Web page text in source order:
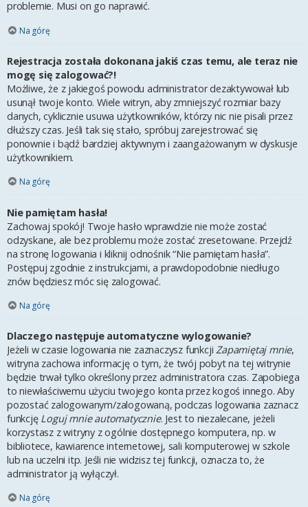
problemie. Musi on go naprawić.
Na górę
Rejestracja została dokonana jakiś czas temu, ale teraz nie
mogę się zalogować?!
Możliwe, że z jakiegoś powodu administrator dezaktywował lub
usunął twoje konto. Wiele witryn, aby zmniejszyć rozmiar bazy
danych, cyklicznie usuwa użytkowników, którzy nic nie pisali przez
dłuższy czas. Jeśli tak się stało, spróbuj zarejestrować się
ponownie i bądź bardziej aktywnym i zaangażowanym w dyskusje
użytkownikiem.
Na górę
Nie pamiętam hasła!
Zachowaj spokój! Twoje hasło wprawdzie nie może zostać
odzyskane, ale bez problemu może zostać zresetowane. Przejdź
na stronę logowania i kliknij odnośnik “Nie pamiętam hasła”.
Postępuj zgodnie z instrukcjami, a prawdopodobnie niedługo
znów będziesz móc się zalogować.
Na górę
Dlaczego następuje automatyczne wylogowanie?
Jeżeli w czasie logowania nie zaznaczysz funkcjiZapamiętaj mnie,
witryna zachowa informację o tym, że twój pobyt na tej witrynie
będzie trwał tylko określony przez administratora czas. Zapobiega
to niewłaściwemu użyciu twojego konta przez kogoś innego. Aby
pozostać zalogowanym/zalogowaną, podczas logowania zaznacz
funkcję Loguj mnie automatycznie. Jest to niezalecane, jeżeli
korzystasz z witryny z ogólnie dostępnego komputera, np. w
bibliotece, kawiarence internetowej, sali komputerowej w szkole
lub na uczelni itp. Jeśli nie widzisz tej funkcji, oznacza to, że
administrator ją wyłączył.
Na górę